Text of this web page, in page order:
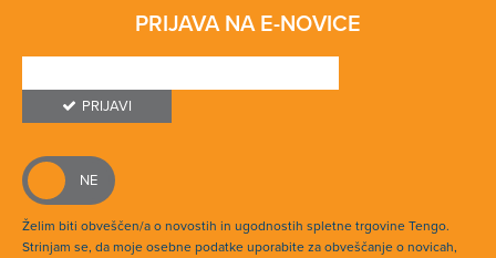
PRIJAVA NA E-NOVICE
PRIJAVI
Želim biti obveščen/a o novostih in ugodnostih spletne trgovine Tengo.
Strinjam se, da moje osebne podatke uporabite za obveščanje o novicah,